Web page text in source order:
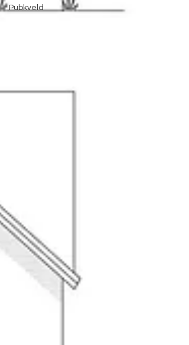
Pubkveld